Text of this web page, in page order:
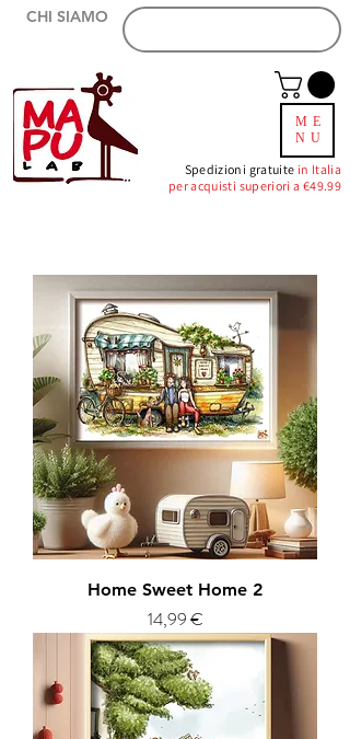
Spedizioni gratuite in Italia
per acquisti superiori a €49.99
CHI SIAMO
ME
NU
Home Sweet Home 2
Prezzo
14,99 €